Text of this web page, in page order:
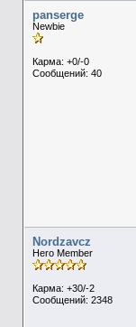
panserge
Newbie
Карма: +0/-0
Сообщений: 40
Nordzavcz
Hero Member
Карма: +30/-2
Сообщений: 2348